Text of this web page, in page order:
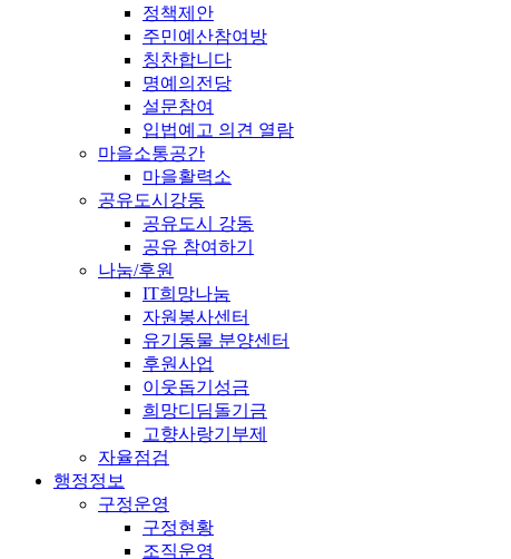
정책제안
주민예산참여방
칭찬합니다
명예의전당
설문참여
입법예고 의견 열람
마을소통공간
마을활력소
공유도시강동
공유도시 강동
공유 참여하기
나눔/후원
IT희망나눔
자원봉사센터
유기동물 분양센터
후원사업
이웃돕기성금
희망디딤돌기금
고향사랑기부제
자율점검
행정정보
구정운영
구정현황
조직운영